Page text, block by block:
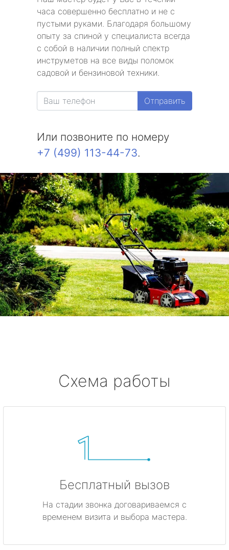
часа совершенно бесплатно и не с
пустыми руками. Благодаря большому
опыту за спиной у специалиста всегда
с собой в наличии полный спектр
инструметов на все виды поломок
садовой и бензиновой техники.
Отправить
Или позвоните по номеру
+7 (499) 113-44-73.
Схема работы
Бесплатный вызов
На стадии звонка договариваемся с
временем визита и выбора мастера.